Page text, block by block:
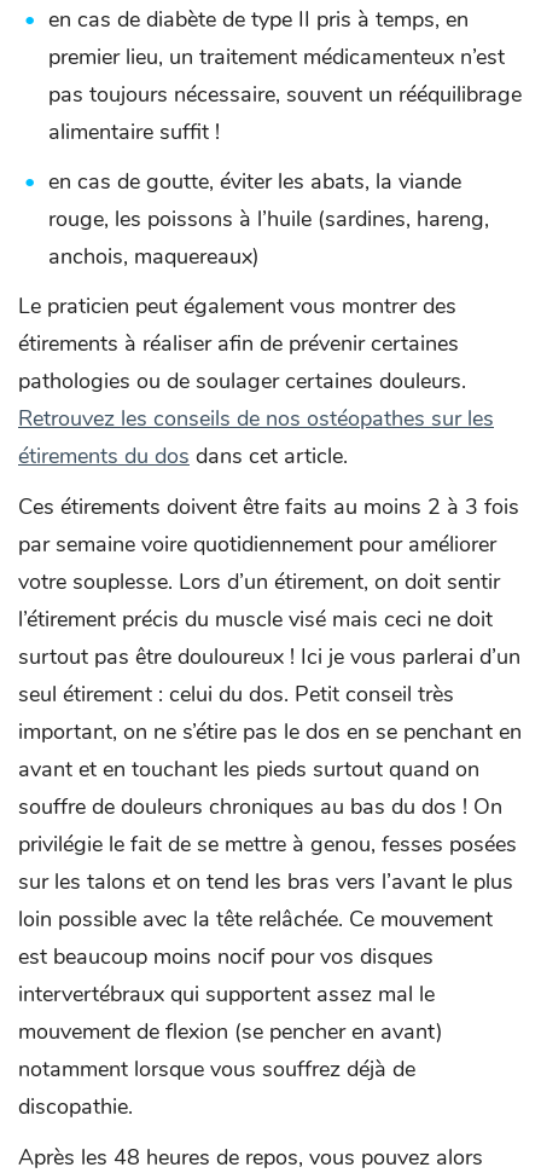
en cas de diabète de type II pris à temps, en
premier lieu, un traitement médicamenteux n’est
pas toujours nécessaire, souvent un rééquilibrage
alimentaire suffit !
en cas de goutte, éviter les abats, la viande
rouge, les poissons à l’huile (sardines, hareng,
anchois, maquereaux)
Le praticien peut également vous montrer des
étirements à réaliser afin de prévenir certaines
pathologies ou de soulager certaines douleurs.
Retrouvez les conseils de nos ostéopathes sur les
étirements du dos dans cet article.
Ces étirements doivent être faits au moins 2 à 3 fois
par semaine voire quotidiennement pour améliorer
votre souplesse. Lors d’un étirement, on doit sentir
l’étirement précis du muscle visé mais ceci ne doit
surtout pas être douloureux ! Ici je vous parlerai d’un
seul étirement : celui du dos. Petit conseil très
important, on ne s’étire pas le dos en se penchant en
avant et en touchant les pieds surtout quand on
souffre de douleurs chroniques au bas du dos ! On
privilégie le fait de se mettre à genou, fesses posées
sur les talons et on tend les bras vers l’avant le plus
loin possible avec la tête relâchée. Ce mouvement
est beaucoup moins nocif pour vos disques
intervertébraux qui supportent assez mal le
mouvement de flexion (se pencher en avant)
notamment lorsque vous souffrez déjà de
discopathie.
Après les 48 heures de repos, vous pouvez alors